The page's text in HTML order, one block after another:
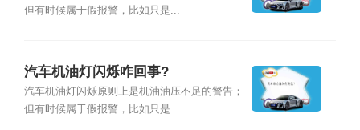
但有时候属于假报警，比如只是...
汽车机油灯闪烁咋回事?
汽车机油灯闪烁原则上是机油油压不足的警告；
但有时候属于假报警，比如只是...